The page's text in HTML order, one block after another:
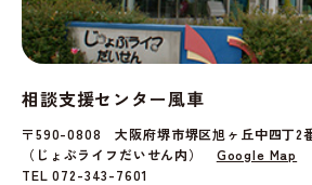
相談支援センター風車
〒590-0808 大阪府堺市堺区旭ヶ丘中四丁2
（じょぶライフだいせん内） Google Map
TEL 072-343-7601